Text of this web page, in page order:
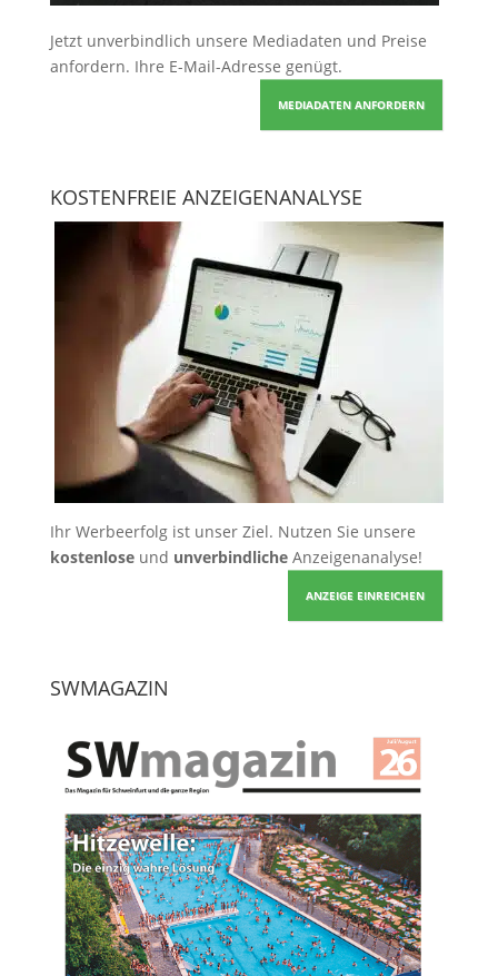
Jetzt unverbindlich unsere Mediadaten und Preise
anfordern. Ihre E-Mail-Adresse genügt.
MEDIADATEN ANFORDERN
KOSTENFREIE ANZEIGENANALYSE
Ihr Werbeerfolg ist unser Ziel. Nutzen Sie unsere
kostenloseund unverbindlicheAnzeigenanalyse!
ANZEIGE EINREICHEN
SWMAGAZIN